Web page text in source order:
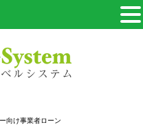
向け事業者ローン